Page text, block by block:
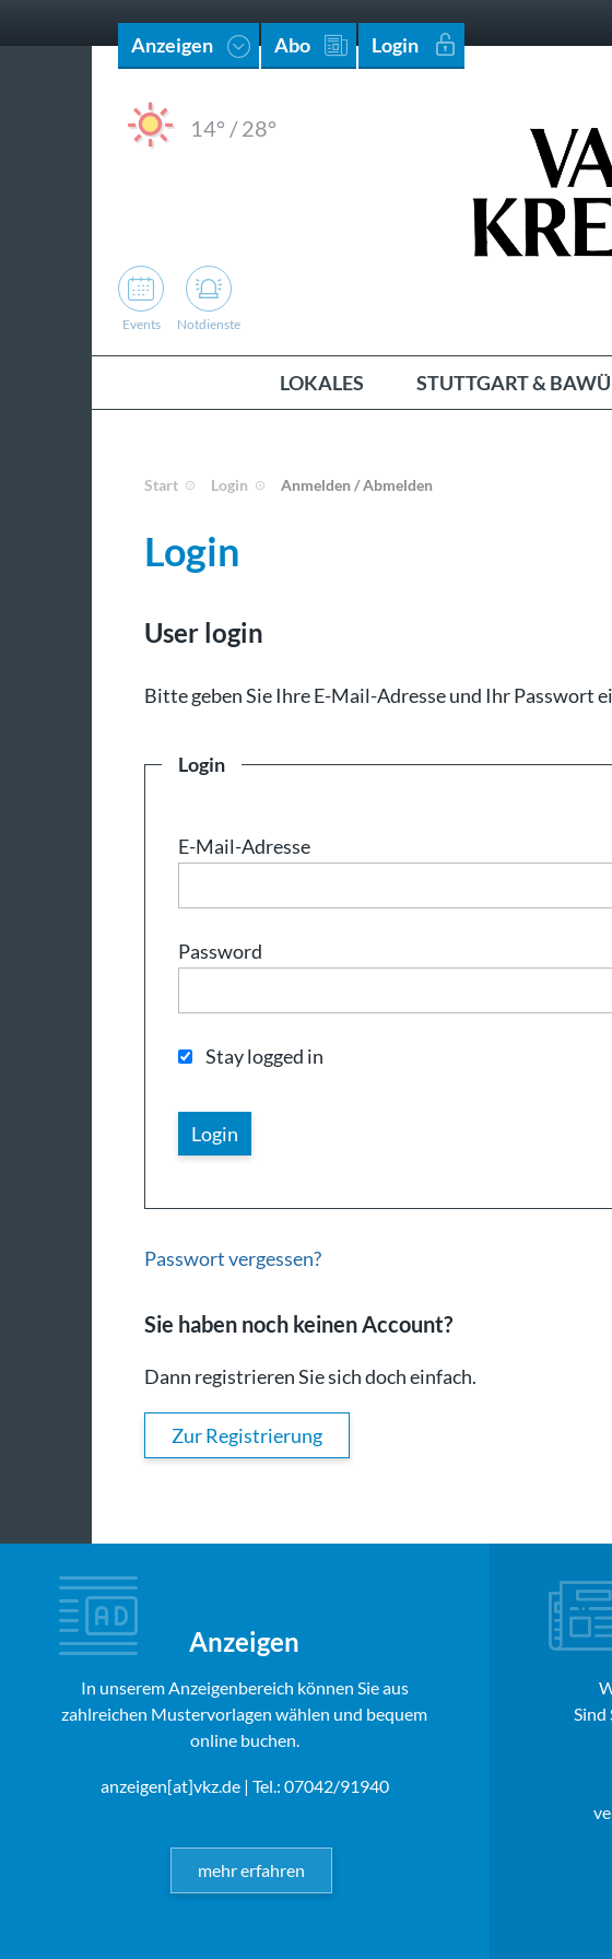
Anzeigen Abo Login
14° /28°
Events Notdienste
LOKALES STUTTGART & BAWÜ
Start Login Anmelden / Abmelden
Login
User login
Bit­te ge­ben Sie Ih­re E-Mail-Adresse und Ihr Pass­wort
Login
E-Mail-Adresse
Password
Stay logged in
Passwort vergessen?
Sie haben noch keinen Account?
Dann registrieren Sie sich doch einfach.
Zur Registrierung
Anzeigen
In unserem Anzeigenbereich können Sie aus
zahlreichen Mustervorlagen wählen und bequem
online buchen.
anzeigen[at]vkz.de| Tel.: 07042/91940
mehr erfahren
Sind